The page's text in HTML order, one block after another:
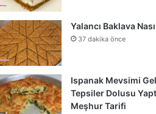
Yalancı Baklava
37 dakika önce
Ispanak Mevsimi
Tepsiler Dolusu
Meşhur Tarifi